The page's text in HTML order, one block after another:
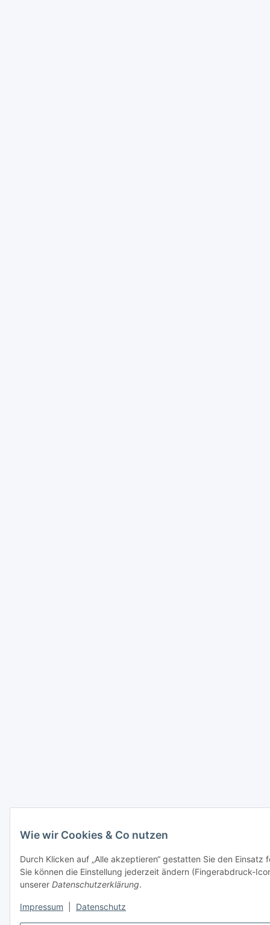
Wie wir Cookies & Co nutzen
Durch Klicken auf „Alle akzeptieren“ gestatten Sie den
Sie können die Einstellung jederzeit ändern (Fingerabdruck-
unserer Datenschutzerklärung.
Impressum Datenschutz